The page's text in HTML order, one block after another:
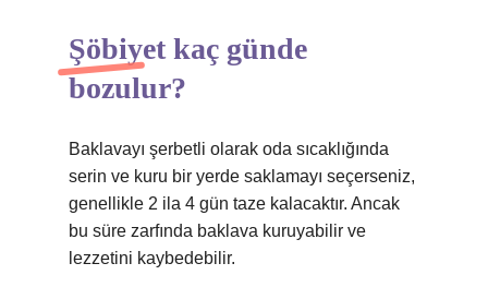
Şöbiyet kaç günde
bozulur?
Baklavayı şerbetli olarak oda sıcaklığında
serin ve kuru bir yerde saklamayı seçerseniz,
genellikle 2 ila 4 gün taze kalacaktır. Ancak
bu süre zarfında baklava kuruyabilir ve
lezzetini kaybedebilir.